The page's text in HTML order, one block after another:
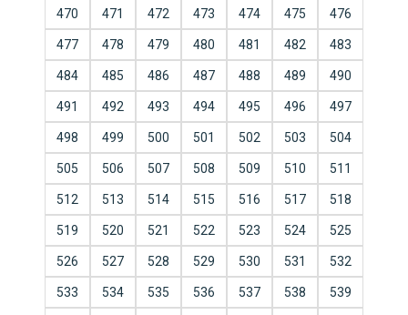
470 471 472 473 474 475 476
477 478 479 480 481 482 483
484 485 486 487 488 489 490
491 492 493 494 495 496 497
498 499 500 501 502 503 504
505 506 507 508 509 510 511
512 513 514 515 516 517 518
519 520 521 522 523 524 525
526 527 528 529 530 531 532
533 534 535 536 537 538 539